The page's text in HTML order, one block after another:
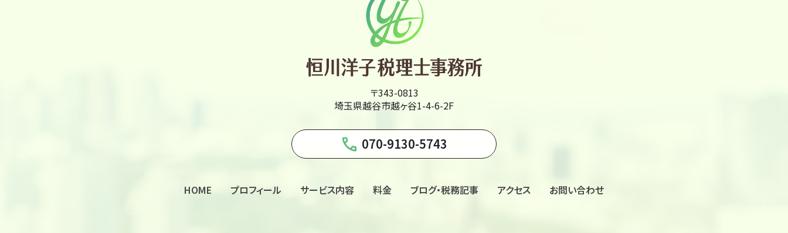
〒343-0813
埼玉県越谷市越ヶ谷1-4-6-2F
phone 070-9130-5743
HOME プロフィール サービス内容 料金 ブログ・税務記事 アクセス お問い合わせ